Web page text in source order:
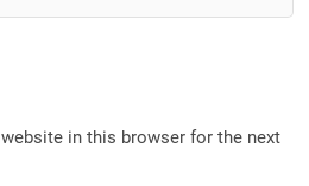
in this browser for the next